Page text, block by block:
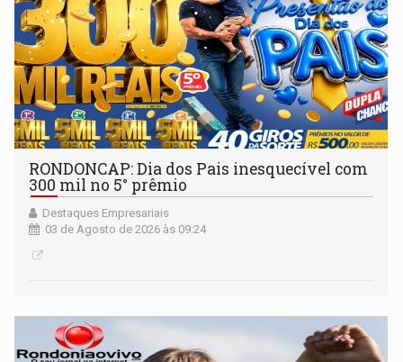
RONDONCAP: Dia dos Pais inesquecível com
300 mil no 5° prêmio
Destaques Empresariais
03 de Agosto de 2026 às 09:24